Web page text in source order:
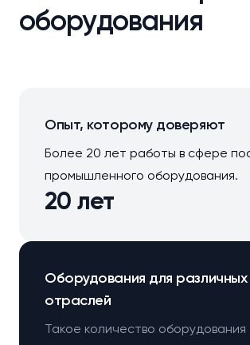
оборудования
20 лет
Опыт, которому доверяют
Более 20 лет работы в сфере
промышленного оборудования.
Оборудования для различных
отраслей
Такое количество